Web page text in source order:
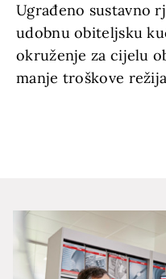
Ugrađeno sustavno
udobnu obiteljsku
okruženje za cijelu
manje troškove